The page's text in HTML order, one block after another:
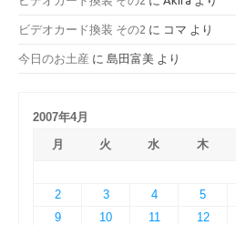
ビデオカード換装 その2 に コマ より
今日のお土産 に 島田富美 より
2007年4月
月
火 水 木
2
3 4 5
9
10 11 12